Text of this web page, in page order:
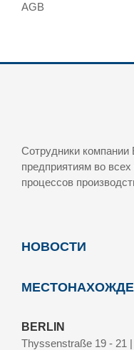
AGB
Сотрудники
предприятиям во
процессов
НОВОСТИ
BERLIN
Thyssenstraße 19 - 21